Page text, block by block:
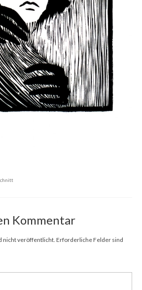
& Stories
Kommentar
nicht veröffentlicht. Erforderliche Felder sind